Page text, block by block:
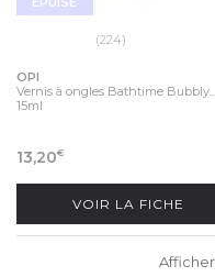
(224)
OPI
Vernis à ongles Bathtime Bubbly...
15ml
13,20€
VOIR LA FICHE